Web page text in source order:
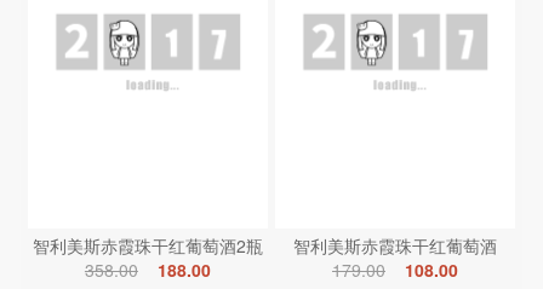
智利美斯赤霞珠干红葡萄酒2瓶
358.00
188.00
智利美斯赤霞珠干红葡萄酒
179.00
108.00